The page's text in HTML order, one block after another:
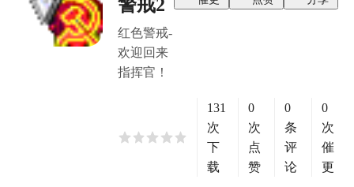
警戒2
红色警戒-
欢迎回来
指挥官！
131
次
下
载
0
次
点
赞
0
条
评
论
0
次
催
更